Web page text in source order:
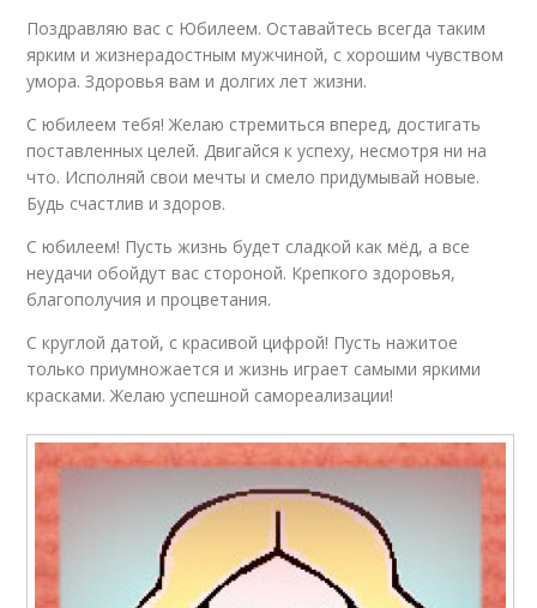
Тон в коротком
поздравлении
юбилей
Поздравляю вас с Юбилеем. Оставайтесь всегда таким
ярким и жизнерадостным мужчиной, с хорошим чувством
умора. Здоровья вам и долгих лет жизни.
С юбилеем тебя! Желаю стремиться вперед, достигать
поставленных целей. Двигайся к успеху, несмотря ни на
что. Исполняй свои мечты и смело придумывай новые.
Будь счастлив и здоров.
С юбилеем! Пусть жизнь будет сладкой как мёд, а все
неудачи обойдут вас стороной. Крепкого здоровья,
благополучия и процветания.
С круглой датой, с красивой цифрой! Пусть нажитое
только приумножается и жизнь играет самыми яркими
красками. Желаю успешной самореализации!